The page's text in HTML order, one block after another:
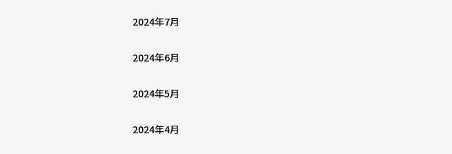
2024年7月
2024年6月
2024年5月
2024年4月